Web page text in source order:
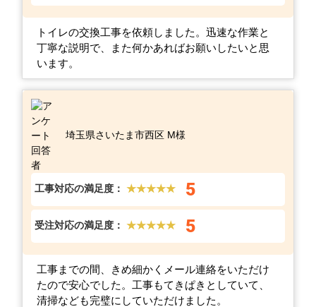
トイレの交換工事を依頼しました。迅速な作業と
丁寧な説明で、また何かあればお願いしたいと思
います。
埼玉県さいたま市西区 M様
工事対応の満足度： ★★★★★ 5
受注対応の満足度： ★★★★★ 5
工事までの間、きめ細かくメール連絡をいただけ
たので安心でした。工事もてきぱきとしていて、
清掃なども完璧にしていただけました。